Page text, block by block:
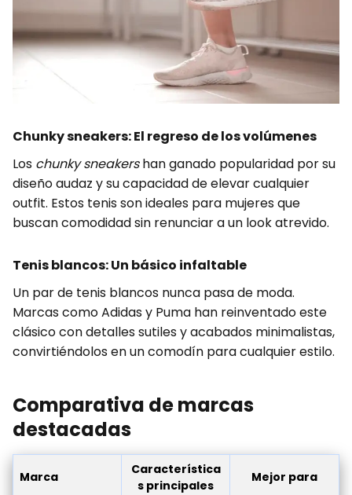
Chunky sneakers: El regreso de los volúmenes
Los chunky sneakershan ganado popularidad por su
diseño audaz y su capacidad de elevar cualquier
outfit. Estos tenis son ideales para mujeres que
buscan comodidad sin renunciar a un look atrevido.
Tenis blancos: Un básico infaltable
Un par de tenis blancos nunca pasa de moda.
Marcas como Adidas y Puma han reinventado este
clásico con detalles sutiles y acabados minimalistas,
convirtiéndolos en un comodín para cualquier estilo.
Comparativa de marcas
destacadas
Marca
Característica
s principales
Mejor para